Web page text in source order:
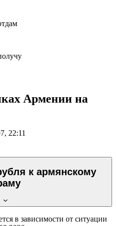
Армении на
22:11
к армянскому
в зависимости от ситуации